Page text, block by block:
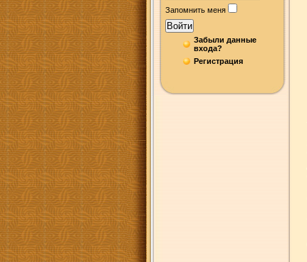
Запомнить меня
Войти
Забыли данные
входа?
Регистрация